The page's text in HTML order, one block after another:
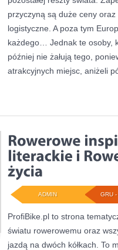
przyczyną są duże ceny
logistyczne. A poza tym
każdego… Jednak te osoby,
później nie żałują tego,
atrakcyjnych miejsc, aniżeli
GRU
ADMIN
ProfiBike.pl to strona
światu rowerowemu oraz
jazdą na dwóch kółkach. To